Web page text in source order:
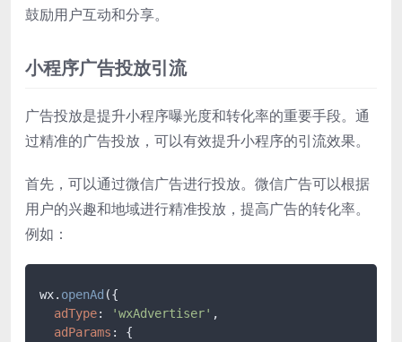
鼓励用户互动和分享。
小程序广告投放引流
广告投放是提升小程序曝光度和转化率的重要手段。通
过精准的广告投放，可以有效提升小程序的引流效果。
首先，可以通过微信广告进行投放。微信广告可以根据
用户的兴趣和地域进行精准投放，提高广告的转化率。
例如：
wx. openAd ({
adType: 'wxAdvertiser' ,
adParams : {